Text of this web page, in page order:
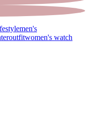
men's
women's watch